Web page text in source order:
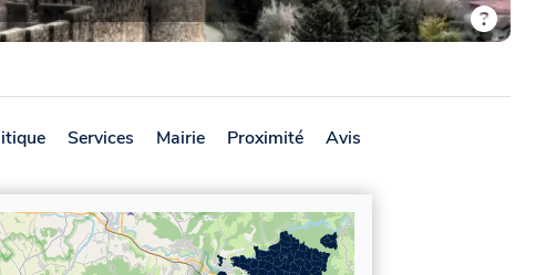
Services Mairie Proximité Avis